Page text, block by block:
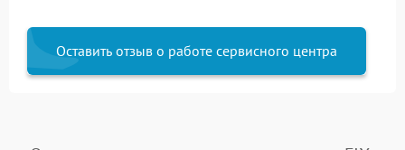
Оставить отзыв о работе сервисного центра